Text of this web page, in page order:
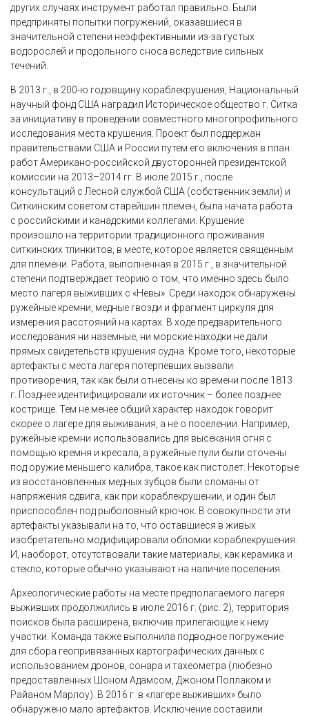
других случаях инструмент работал правильно. Были
предприняты попытки погружений, оказавшиеся в
значительной степени неэффективными из-за густых
водорослей и продольного сноса вследствие сильных
течений.
В 2013 г., в 200-ю годовщину кораблекрушения, Национальный
научный фонд США наградил Историческое общество г. Ситка
за инициативу в проведении совместного многопрофильного
исследования места крушения. Проект был поддержан
правительствами США и России путем его включения в план
работ Американо-российской двусторонней президентской
комиссии на 2013–2014 гг. В июле 2015 г., после
консультаций с Лесной службой США (собственник земли) и
Ситкинским советом старейшин племен, была начата работа
с российскими и канадскими коллегами. Крушение
произошло на территории традиционного проживания
ситкинских тлинкитов, в месте, которое является священным
для племени. Работа, выполненная в 2015 г., в значительной
степени подтверждает теорию о том, что именно здесь было
место лагеря выживших с «Невы». Среди находок обнаружены
ружейные кремни, медные гвозди и фрагмент циркуля для
измерения расстояний на картах. В ходе предварительного
исследования ни наземные, ни морские находки не дали
прямых свидетельств крушения судна. Кроме того, некоторые
артефакты с места лагеря потерпевших вызвали
противоречия, так как были отнесены ко времени после 1813
г. Позднее идентифицировали их источник – более позднее
кострище. Тем не менее общий характер находок говорит
скорее о лагере для выживания, а не о поселении. Например,
ружейные кремни использовались для высекания огня с
помощью кремня и кресала, а ружейные пули были сточены
под оружие меньшего калибра, такое как пистолет. Некоторые
из восстановленных медных зубцов были сломаны от
напряжения сдвига, как при кораблекрушении, и один был
приспособлен под рыболовный крючок. В совокупности эти
артефакты указывали на то, что оставшиеся в живых
изобретательно модифицировали обломки кораблекрушения.
И, наоборот, отсутствовали такие материалы, как керамика и
стекло, которые обычно указывают на наличие поселения.
Археологические работы на месте предполагаемого лагеря
выживших продолжились в июле 2016 г. (рис. 2), территория
поисков была расширена, включив прилегающие к нему
участки. Команда также выполнила подводное погружение
для сбора геопривязанных картографических данных с
использованием дронов, сонара и тахеометра (любезно
предоставленных Шоном Адамсом, Джоном Поллаком и
Райаном Марлоу). В 2016 г. в «лагере выживших» было
обнаружено мало артефактов. Исключение составили